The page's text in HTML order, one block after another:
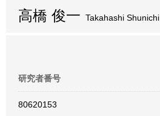
高橋 俊一 Takahashi Shunichi
研究者番号
80620153